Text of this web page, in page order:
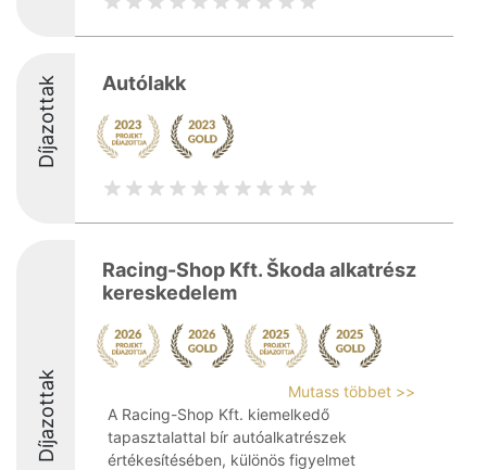
Díjazottak Autólakk
Díjazottak
Racing-Shop Kft. Škoda alkatrész
kereskedelem
Mutass többet >>
A Racing-Shop Kft. kiemelkedő
tapasztalattal bír autóalkatrészek
értékesítésében, különös figyelmet